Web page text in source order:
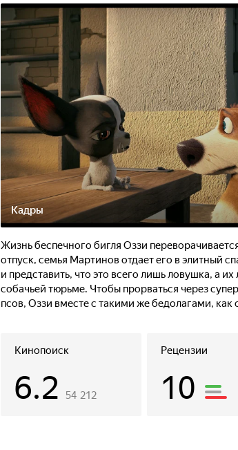
Кадры
Жизнь беспечного бигля Оззи
отпуск, семья Мартинов отдает его в элитный
и представить, что это всего лишь ловушка, а
собачьей тюрьме. Чтобы прорваться через
псов, Оззи вместе с такими же бедолагами,
Кинопоиск
6.2 54 212
Рецензии
10